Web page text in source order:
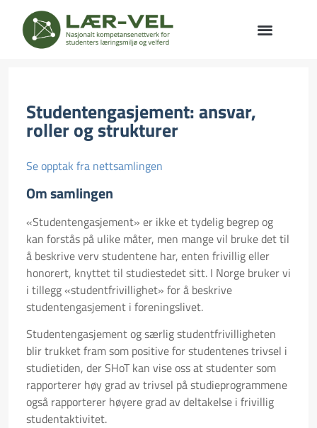
Studentengasjement: ansvar,
roller og strukturer
Se opptak fra nettsamlingen
Om samlingen
«Studentengasjement» er ikke et tydelig begrep og
kan forstås på ulike måter, men mange vil bruke det til
å beskrive verv studentene har, enten frivillig eller
honorert, knyttet til studiestedet sitt. I Norge bruker vi
i tillegg «studentfrivillighet» for å beskrive
studentengasjement i foreningslivet.
Studentengasjement og særlig studentfrivilligheten
blir trukket fram som positive for studentenes trivsel i
studietiden, der SHoT kan vise oss at studenter som
rapporterer høy grad av trivsel på studieprogrammene
også rapporterer høyere grad av deltakelse i frivillig
studentaktivitet.